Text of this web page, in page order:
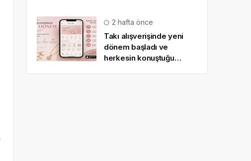
2 hafta önce
Takı alışverişinde yeni
dönem başladı ve
herkesin konuştuğu